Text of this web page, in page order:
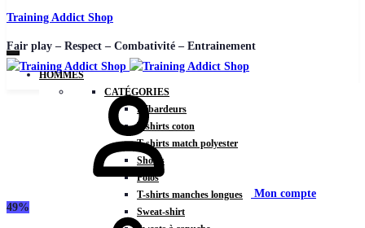
Training Addict Shop
Fair play – Respect – Combativité – Entrainement
HOMMES
CATÉGORIES
Débardeurs
T-shirts coton
T-shirts match polyester
Shorts
Polos
T-shirts manches longues
Sweat-shirt
Mon compte
49%